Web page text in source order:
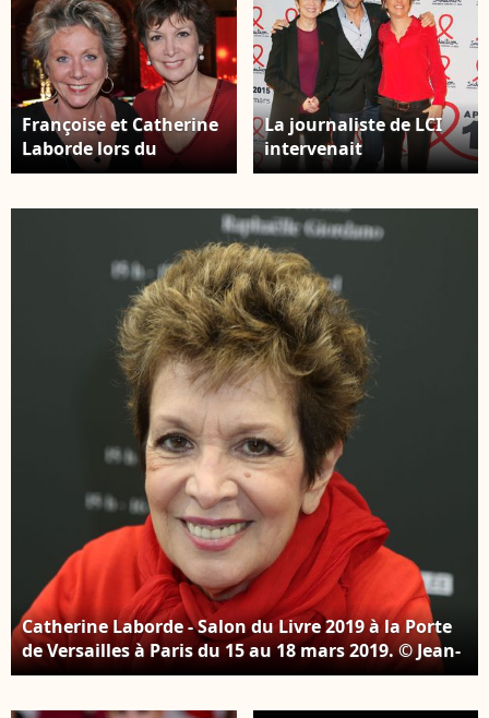
Françoise et Catherine
Laborde lors du
cocktail de rentrée de
BESTIMAGE
La journaliste de LCI
intervenait
quotidiennement
Beaugrand dans
l'émission "Bonjour et
vous !" Christophe
Beaugrand, Catherine
Laborde, Bénédicte Le
Chatelier - Soirée
Sidaction au musée du
quai Branly à Paris, le
lundi 2 mars 2015.
Catherine Laborde - Salon du Livre 2019 à la Porte
de Versailles à Paris du 15 au 18 mars 2019. © Jean-
Claude Woestelandt / Bestimage